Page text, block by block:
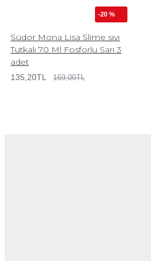
-20 %
Südor Mona Lisa Slime sıvı
Tutkalı 70 Ml Fosforlu Sarı 3
adet
135,20TL 169,00TL